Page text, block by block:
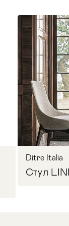
Ditre Italia
Стул